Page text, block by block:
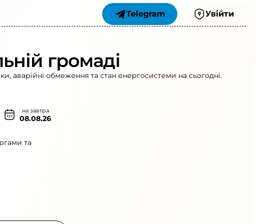
Telegram Увійти
громаді
аварійні обмеження та стан енергосистеми на сьогодні.
на завтра
08.08.26
та